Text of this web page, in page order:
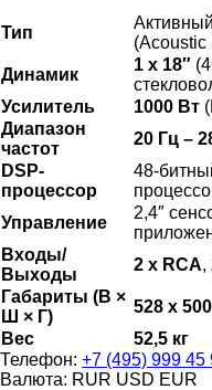
Тип
(Acoustic
Динамик
1 x 18″
Усилитель
1000 Вт
Диапазон
частот
20 Гц –
DSP-
процессор
48-
Управление
2,4″
Входы/
Выходы
2 x RCA,
Габариты (В ×
Ш × Г)
528 x
Вес
52,5 кг
Телефон: +7 (495) 999 45
Валюта: RUR USD EUR